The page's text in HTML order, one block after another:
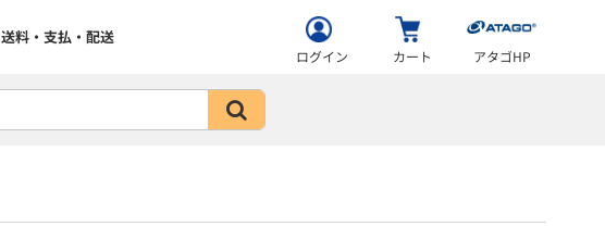
送料・支払・配送
ログイン カート アタゴHP